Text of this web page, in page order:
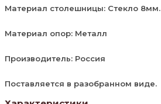
Материал столешницы: Стекло 8мм.
Материал опор: Металл
Производитель: Россия
Поставляется в разобранном виде.